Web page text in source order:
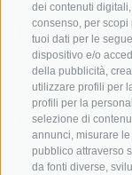
dei contenuti
consenso, per scopi
tuoi dati per le
dispositivo e/o
della pubblicità,
utilizzare profili per
profili per la
selezione di
annunci, misurare
pubblico attraverso
da fonti diverse,
Biblioteca
Streda A.-Diaz 8
info@tessmann.it
+39 0471 471814
Aministrazion: